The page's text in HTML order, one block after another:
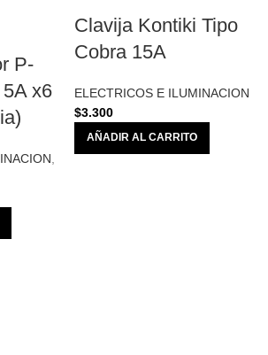
P-
x6
Clavija Kontiki Tipo
Cobra 15A
ELECTRICOS E ILUMINACION
$3.300
AÑADIR AL CARRITO